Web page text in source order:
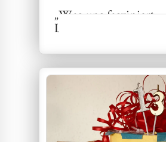
„Was uns fasziniert –
Löwenzahnkringel“